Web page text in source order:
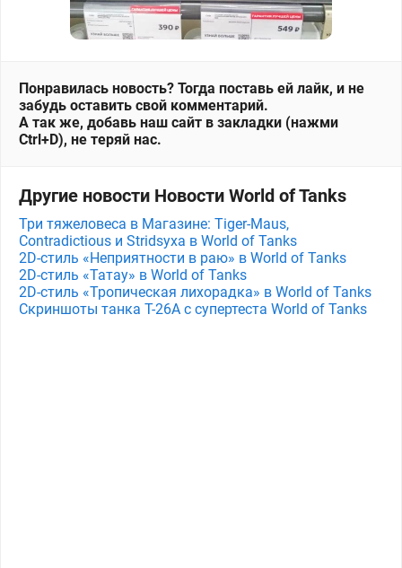
Понравилась новость? Тогда поставь ей лайк, и не
забудь оставить свой комментарий.
А так же, добавь наш сайт в закладки (нажми
Ctrl+D), не теряй нас.
Другие новости Новости World of Tanks
Три тяжеловеса в Магазине: Tiger-Maus,
Contradictious и Stridsyxa в World of Tanks
2D-стиль «Неприятности в раю» в World of Tanks
2D-стиль «Татау» в World of Tanks
2D-стиль «Тропическая лихорадка» в World of Tanks
Скриншоты танка T-26A с супертеста World of Tanks